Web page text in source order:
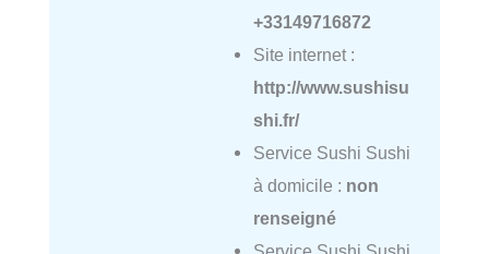
+33149716872
Site internet :
http://www.sushisu
shi.fr/
Service Sushi Sushi
à domicile : non
renseigné